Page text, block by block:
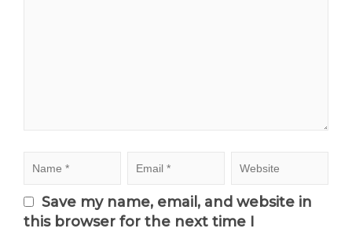
Save my name, email, and website in
this browser for the next time I